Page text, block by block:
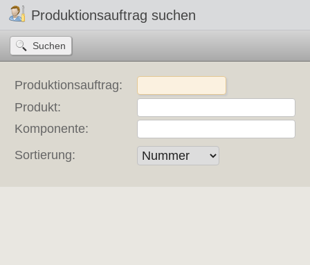
Produktionsauftrag suchen
Produktionsauftrag:
Produkt:
Komponente:
Sortierung: